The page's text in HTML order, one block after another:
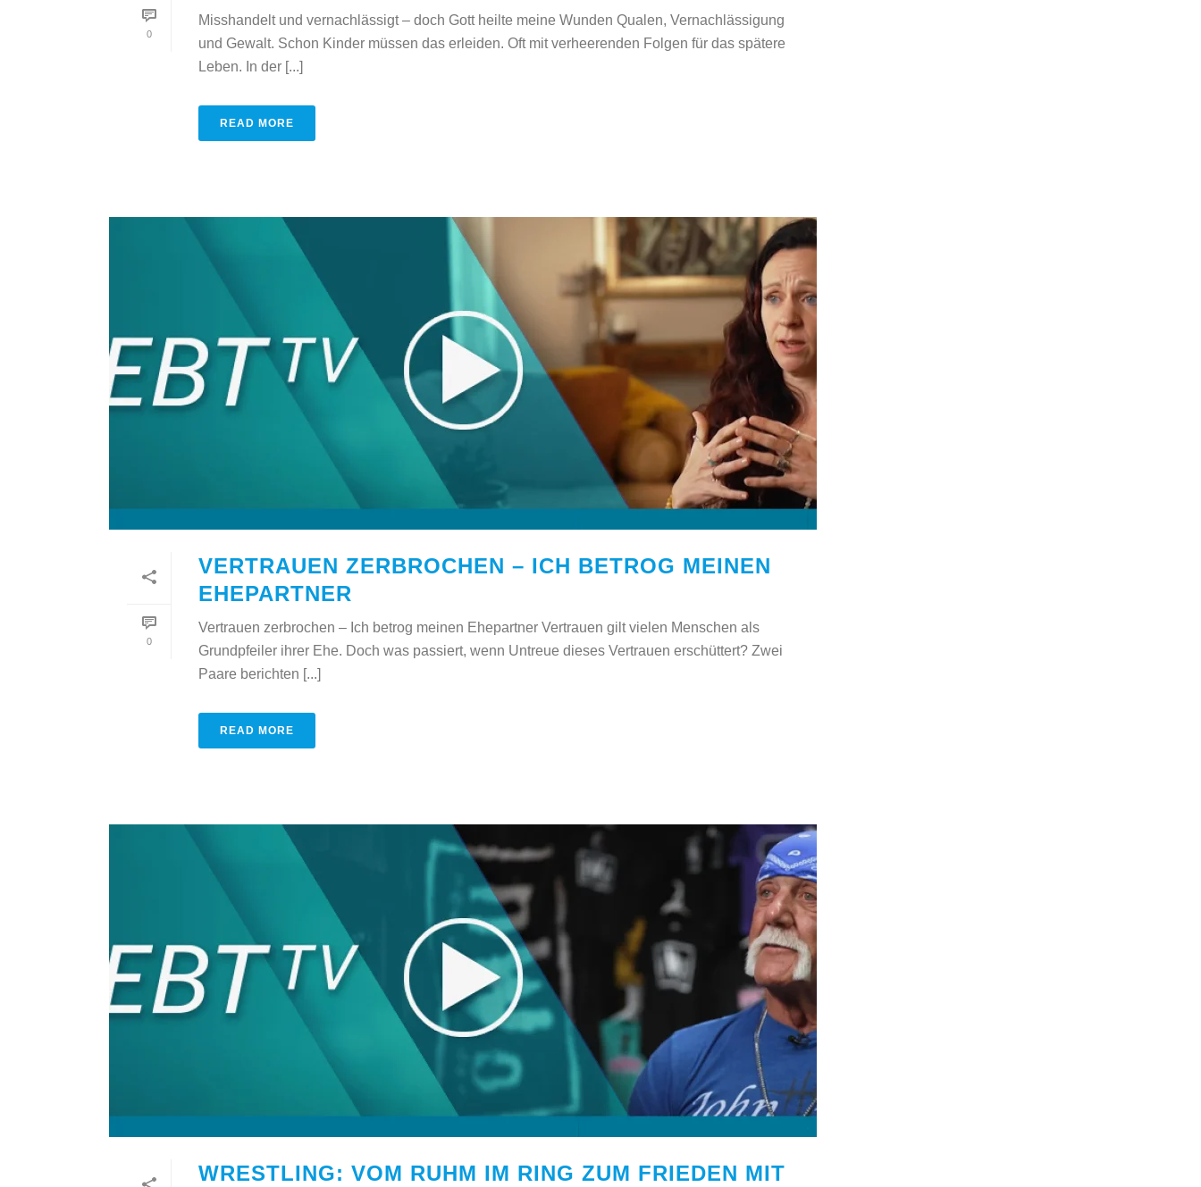
0
Misshandelt und vernachlässigt – doch Gott heilte meine Wunden Qualen, Vernachlässigung
und Gewalt. Schon Kinder müssen das erleiden. Oft mit verheerenden Folgen für das spätere
Leben. In der [...]
READ MORE
0
VERTRAUEN ZERBROCHEN – ICH BETROG MEINEN
EHEPARTNER
Vertrauen zerbrochen – Ich betrog meinen Ehepartner Vertrauen gilt vielen Menschen als
Grundpfeiler ihrer Ehe. Doch was passiert, wenn Untreue dieses Vertrauen erschüttert? Zwei
Paare berichten [...]
READ MORE
WRESTLING: VOM RUHM IM RING ZUM FRIEDEN MIT